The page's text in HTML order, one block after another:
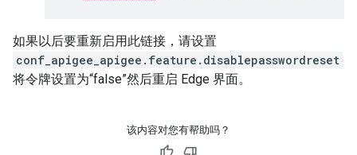
如果以后要重新启用此链接，请设置
conf_apigee_apigee.feature.disablepasswordreset
将令牌设置为“false”然后重启 Edge 界面。
该内容对您有帮助吗？